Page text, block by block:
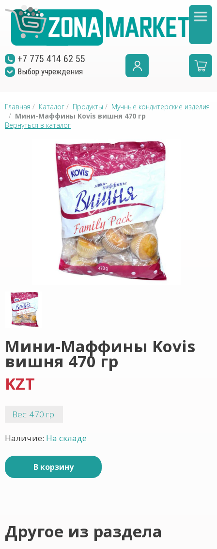
+7 775 414 62 55
Выбор учреждения
Главная / Каталог / Продукты / Мучные кондитерские изделия
/ Мини-Маффины Kovis вишня 470 гр
Вернуться в каталог
Мини-Маффины Kovis
вишня 470 гр
KZT
Вес: 470 гр.
Наличие: На складе
В корзину
Другое из раздела